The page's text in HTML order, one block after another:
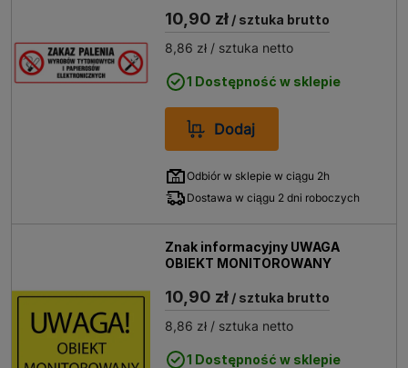
ELEKTRONICZNYCH
10,90 zł / sztuka brutto
8,86 zł / sztuka netto
1 Dostępność w sklepie
Dodaj
Odbiór w sklepie w ciągu 2h
Dostawa w ciągu 2 dni roboczych
Znak informacyjny UWAGA
OBIEKT MONITOROWANY
10,90 zł / sztuka brutto
8,86 zł / sztuka netto
1 Dostępność w sklepie